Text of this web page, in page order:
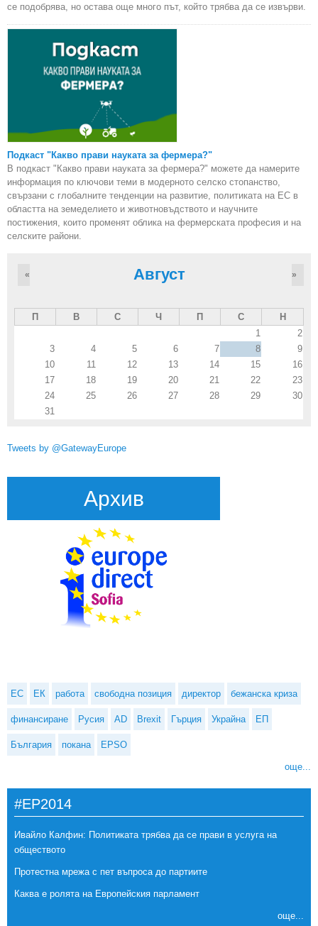
се подобрява, но остава още много път, който трябва да се извърви.
Подкаст "Какво прави науката за фермера?"
В подкаст "Какво прави науката за фермера?" можете да намерите
информация по ключови теми в модерното селско стопанство,
свързани с глобалните тенденции на развитие, политиката на ЕС в
областта на земеделието и животновъдството и научните
постижения, които променят облика на фермерската професия и на
селските райони.
Август
« »
П В С Ч П С
Н
1
2
3
4 5 6 7 8
9
10
11 12 13 14 15
16
17
18 19 20 21 22
23
24
25 26 27 28 29
30
31
Tweets by @GatewayEurope
Архив
ЕС ЕК работа свободна позиция директор бежанска криза
финансиране Русия AD Brexit Гърция Украйна ЕП
България покана EPSO
още...
#EP2014
Ивайло Калфин: Политиката трябва да се прави в услуга на
обществото
Протестна мрежа с пет въпроса до партиите
Каква е ролята на Европейския парламент
още...